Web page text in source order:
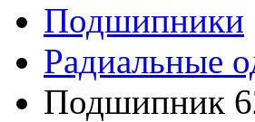
Подшипники
Радиальные
Подшипник